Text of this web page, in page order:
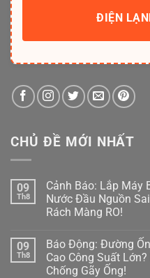
ĐIỆN
CHỦ ĐỀ MỚI NHẤT
09
Th8
Cảnh Báo: Lắp Máy
Nước Đầu Nguồn
Rách Màng RO!
bình
luận
ở
Cảnh
09
Th8
Báo Động: Đường
Cao Công Suất
Chống Gãy Ống!